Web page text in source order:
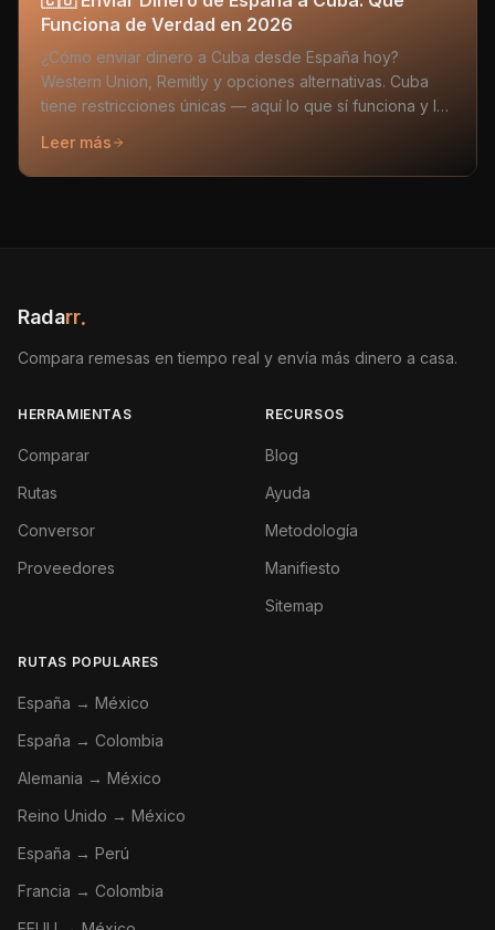
Funciona de Verdad en 2026
¿Cómo enviar dinero a Cuba desde España hoy?
Western Union, Remitly y opciones alternativas. Cuba
tiene restricciones únicas — aquí lo que sí funciona y lo
Leer más
Radarr.
Compara remesas en tiempo real y envía más dinero a casa.
HERRAMIENTAS
Comparar
Rutas
Conversor
Proveedores
RECURSOS
Blog
Ayuda
Metodología
Manifiesto
Sitemap
RUTAS POPULARES
España → México
España → Colombia
Alemania → México
Reino Unido → México
España → Perú
Francia → Colombia